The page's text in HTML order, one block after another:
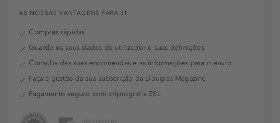
AS NOSSAS VANTAGENS PARA SI
Compras rápidas
Guarde os seus dados de utilizador e suas definições
Consulta das suas encomendas e as informações para o envio
Faça a gestão da sua subscrição da Douglas Magazine
Pagamento seguro com criptografia SSL